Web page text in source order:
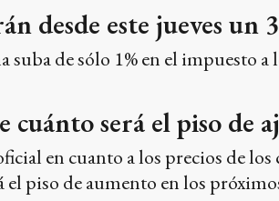
desde este jueves un
de sólo 1% en el impuesto
cuánto será el piso de
en cuanto a los precios de
piso de aumento en los